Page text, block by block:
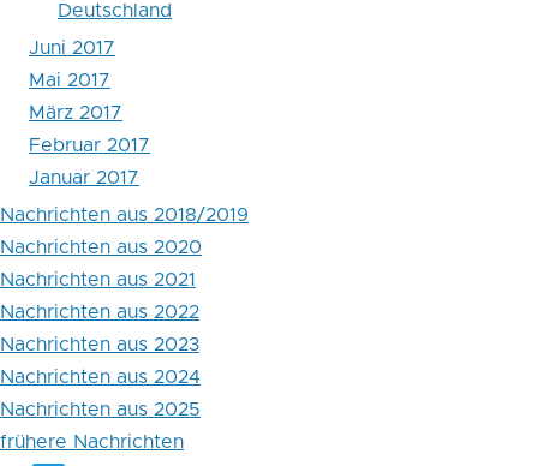
Deutschland
Juni 2017
Mai 2017
März 2017
Februar 2017
Januar 2017
Nachrichten aus 2018/2019
Nachrichten aus 2020
Nachrichten aus 2021
Nachrichten aus 2022
Nachrichten aus 2023
Nachrichten aus 2024
Nachrichten aus 2025
frühere Nachrichten